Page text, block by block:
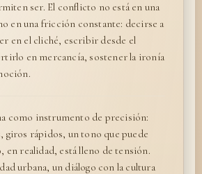
ser. El conflicto no está en una
en una fricción constante: decirse a
en el cliché, escribir desde el
en mercancía, sostener la ironía
como instrumento de precisión:
giros rápidos, un tono que puede
en realidad, está lleno de tensión.
urbana, un diálogo con la cultura